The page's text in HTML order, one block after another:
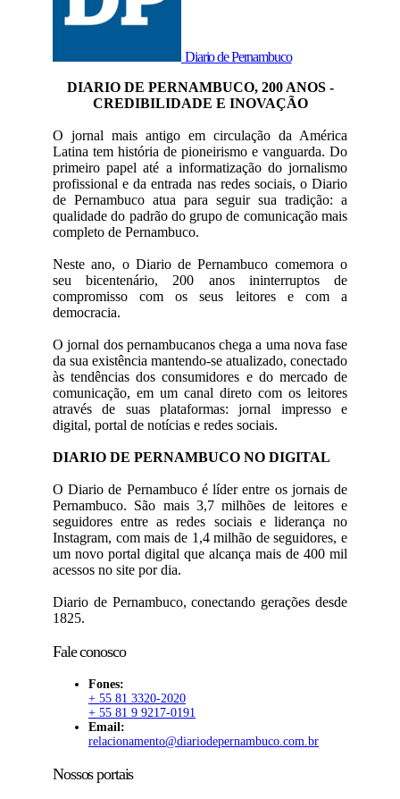
Diario de Pernambuco
DIARIO DE PERNAMBUCO, 200 ANOS -
CREDIBILIDADE E INOVAÇÃO
O jornal mais antigo em circulação da América
Latina tem história de pioneirismo e vanguarda. Do
primeiro papel até a informatização do jornalismo
profissional e da entrada nas redes sociais, o Diario
de Pernambuco atua para seguir sua tradição: a
qualidade do padrão do grupo de comunicação mais
completo de Pernambuco.
Neste ano, o Diario de Pernambuco comemora o
seu bicentenário, 200 anos ininterruptos de
compromisso com os seus leitores e com a
democracia.
O jornal dos pernambucanos chega a uma nova fase
da sua existência mantendo-se atualizado, conectado
às tendências dos consumidores e do mercado de
comunicação, em um canal direto com os leitores
através de suas plataformas: jornal impresso e
digital, portal de notícias e redes sociais.
DIARIO DE PERNAMBUCO NO DIGITAL
O Diario de Pernambuco é líder entre os jornais de
Pernambuco. São mais 3,7 milhões de leitores e
seguidores entre as redes sociais e liderança no
Instagram, com mais de 1,4 milhão de seguidores, e
um novo portal digital que alcança mais de 400 mil
acessos no site por dia.
Diario de Pernambuco, conectando gerações desde
1825.
Fale conosco
Fones:
+ 55 81 3320-2020
+ 55 81 9 9217-0191
Email:
relacionamento@diariodepernambuco.com.br
Nossos portais